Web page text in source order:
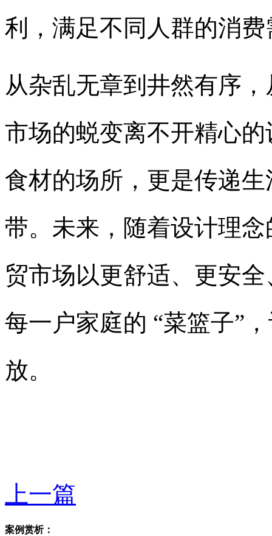
利，满足不同人群的消费
从杂乱无章到井然有序
市场的蜕变离不开精心
食材的场所，更是传递
带。未来，随着设计理
贸市场以更舒适、更安
每一户家庭的 “菜篮子”
放。
上一篇
案例赏析：